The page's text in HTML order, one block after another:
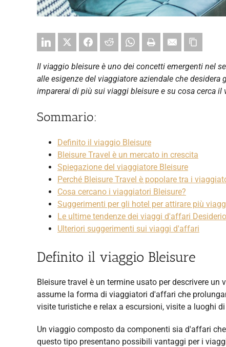
Il viaggio bleisure è uno dei concetti emergenti nel
alle esigenze del viaggiatore aziendale che
imparerai di più sui viaggi bleisure e su cosa cerca il
Sommario:
Definito il viaggio Bleisure
Bleisure Travel è un mercato in crescita
Spiegazione del viaggiatore Bleisure
Perché Bleisure Travel è popolare tra i
Cosa cercano i viaggiatori Bleisure?
Suggerimenti per gli hotel per attirare più
Le ultime tendenze dei viaggi d'affari
Ulteriori suggerimenti sui viaggi d'affari
Definito il viaggio Bleisure
Bleisure travel è un termine usato per descrivere
assume la forma di viaggiatori d'affari che
visite turistiche e relax a escursioni, visite a luoghi
Un viaggio composto da componenti sia d'affari
questo tipo presentano possibili vantaggi per i